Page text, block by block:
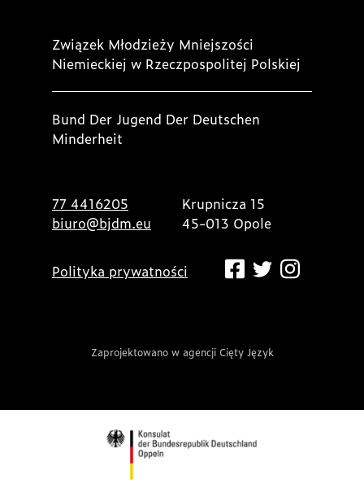
Związek Młodzieży Mniejszości
Niemieckiej w Rzeczpospolitej Polskiej
Bund Der Jugend Der Deutschen
Minderheit
77 4416205
biuro@bjdm.eu
Krupnicza 15
45-013 Opole
Polityka prywatności
Zaprojektowano w agencji Cięty Język